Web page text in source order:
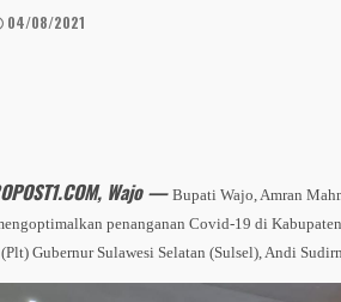
04/08/2021
Wajo — Bupati Wajo, Amran
penanganan Covid-19 di
Gubernur Sulawesi Selatan (Sulsel), Andi